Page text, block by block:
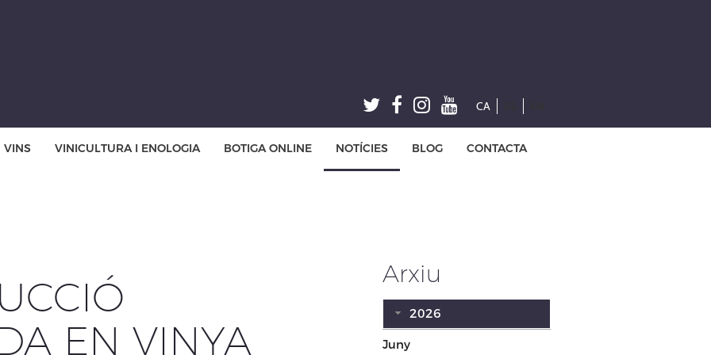
VINS VINICULTURA I ENOLOGIA BOTIGA ONLINE NOTÍCIES BLOG CONTACTA
CA
EN VINYA
Arxiu
2026
Juny